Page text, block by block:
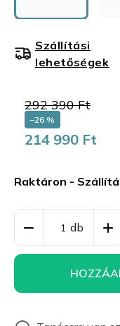
292 390 Ft
–26 %
214 990 Ft
Raktáron -
Szállítási
lehetőségek